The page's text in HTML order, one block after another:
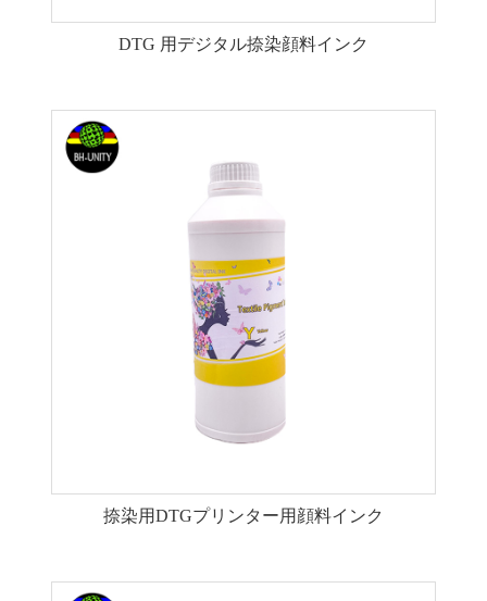
DTG 用デジタル捺染顔料インク
捺染用DTGプリンター用顔料インク